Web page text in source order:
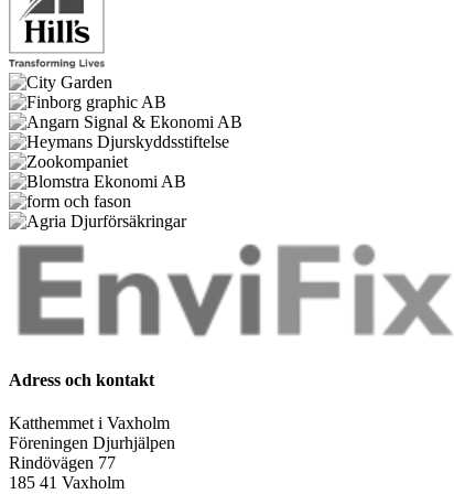
Adress och kontakt
Katthemmet i Vaxholm
Föreningen Djurhjälpen
Rindövägen 77
185 41 Vaxholm